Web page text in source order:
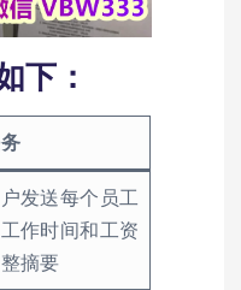
下：
发送每个员工
作时间和工资
摘要